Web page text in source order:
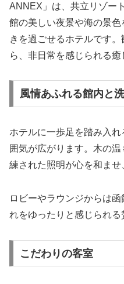
ANNEX」は、共立リゾー
館の美しい夜景や海の景
きを過ごせるホテルです
ら、非日常を感じられる癒
風情あふれる館内と
ホテルに一歩足を踏み入
囲気が広がります。木の
練された照明が心を和ませ
ロビーやラウンジからは
れをゆったりと感じられる
こだわりの客室